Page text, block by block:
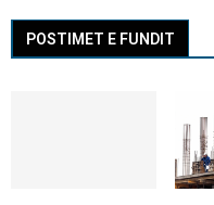
POSTIMET E FUNDIT